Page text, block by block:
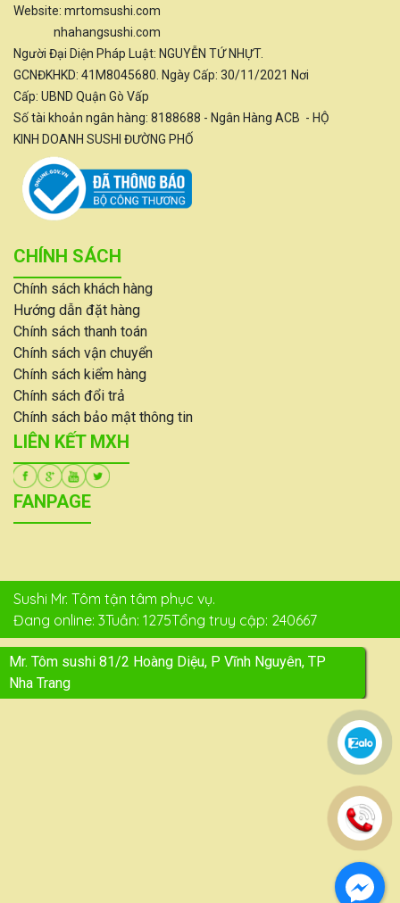
Website: mrtomsushi.com
nhahangsushi.com
Người Đại Diện Pháp Luật: NGUYỄN TỨ NHỰT.
GCNĐKHKD: 41M8045680. Ngày Cấp: 30/11/2021 Nơi
Cấp: UBND Quận Gò Vấp
Số tài khoản ngân hàng: 8188688 - Ngân Hàng ACB - HỘ
KINH DOANH SUSHI ĐƯỜNG PHỐ
CHÍNH SÁCH
Chính sách khách hàng
Hướng dẫn đặt hàng
Chính sách thanh toán
Chính sách vận chuyển
Chính sách kiểm hàng
Chính sách đổi trả
Chính sách bảo mật thông tin
LIÊN KẾT MXH
FANPAGE
Sushi Mr. Tôm tận tâm phục vụ.
Đang online: 3Tuần: 1275Tổng truy cập: 240667
Mr. Tôm sushi 81/2 Hoàng Diệu, P Vĩnh Nguyên, TP
Nha Trang